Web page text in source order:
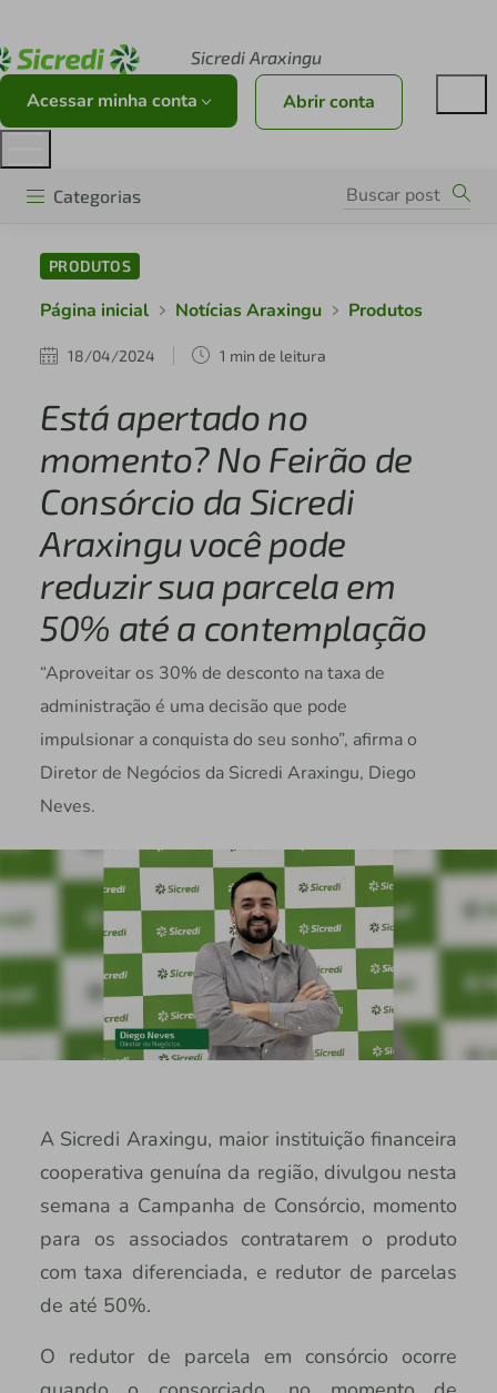
Sicredi Araxingu
Acessar minha conta Abrir conta
Categorias
PRODUTOS
Página inicial Notícias Araxingu Produtos
18/04/2024 1 min de leitura
Está apertado no
momento? No Feirão de
Consórcio da Sicredi
Araxingu você pode
reduzir sua parcela em
50% até a contemplação
“Aproveitar os 30% de desconto na taxa de
administração é uma decisão que pode
impulsionar a conquista do seu sonho”, afirma o
Diretor de Negócios da Sicredi Araxingu, Diego
Neves.
A Sicredi Araxingu, maior instituição financeira
cooperativa genuína da região, divulgou nesta
semana a Campanha de Consórcio, momento
para os associados contratarem o produto
com taxa diferenciada, e redutor de parcelas
de até 50%.
O redutor de parcela em consórcio ocorre